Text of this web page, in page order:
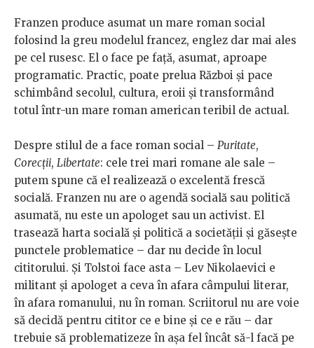
Franzen produce asumat un mare roman social
folosind la greu modelul francez, englez dar mai ales
pe cel rusesc. El o face pe față, asumat, aproape
programatic. Practic, poate prelua Război și pace
schimbând secolul, cultura, eroii și transformând
totul într-un mare roman american teribil de actual.
Despre stilul de a face roman social – Puritate,
Corecții, Libertate: cele trei mari romane ale sale –
putem spune că el realizează o excelentă frescă
socială. Franzen nu are o agendă socială sau politică
asumată, nu este un apologet sau un activist. El
trasează harta socială și politică a societății și găsește
punctele problematice – dar nu decide în locul
cititorului. Și Tolstoi face asta – Lev Nikolaevici e
militant și apologet a ceva în afara câmpului literar,
în afara romanului, nu în roman. Scriitorul nu are voie
să decidă pentru cititor ce e bine și ce e rău – dar
trebuie să problematizeze în așa fel încât să-l facă pe